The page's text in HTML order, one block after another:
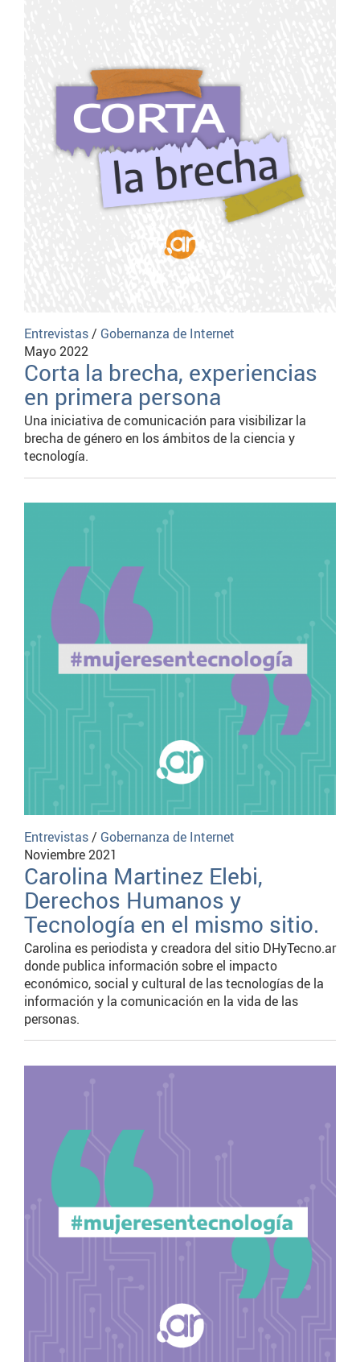
Entrevistas/ Gobernanza de Internet
Mayo 2022
Corta la brecha, experiencias
en primera persona
Una iniciativa de comunicación para visibilizar la
brecha de género en los ámbitos de la ciencia y
tecnología.
Entrevistas/ Gobernanza de Internet
Noviembre 2021
Carolina Martinez Elebi,
Derechos Humanos y
Tecnología en el mismo sitio.
Carolina es periodista y creadora del sitio DHyTecno.ar
donde publica información sobre el impacto
económico, social y cultural de las tecnologías de la
información y la comunicación en la vida de las
personas.